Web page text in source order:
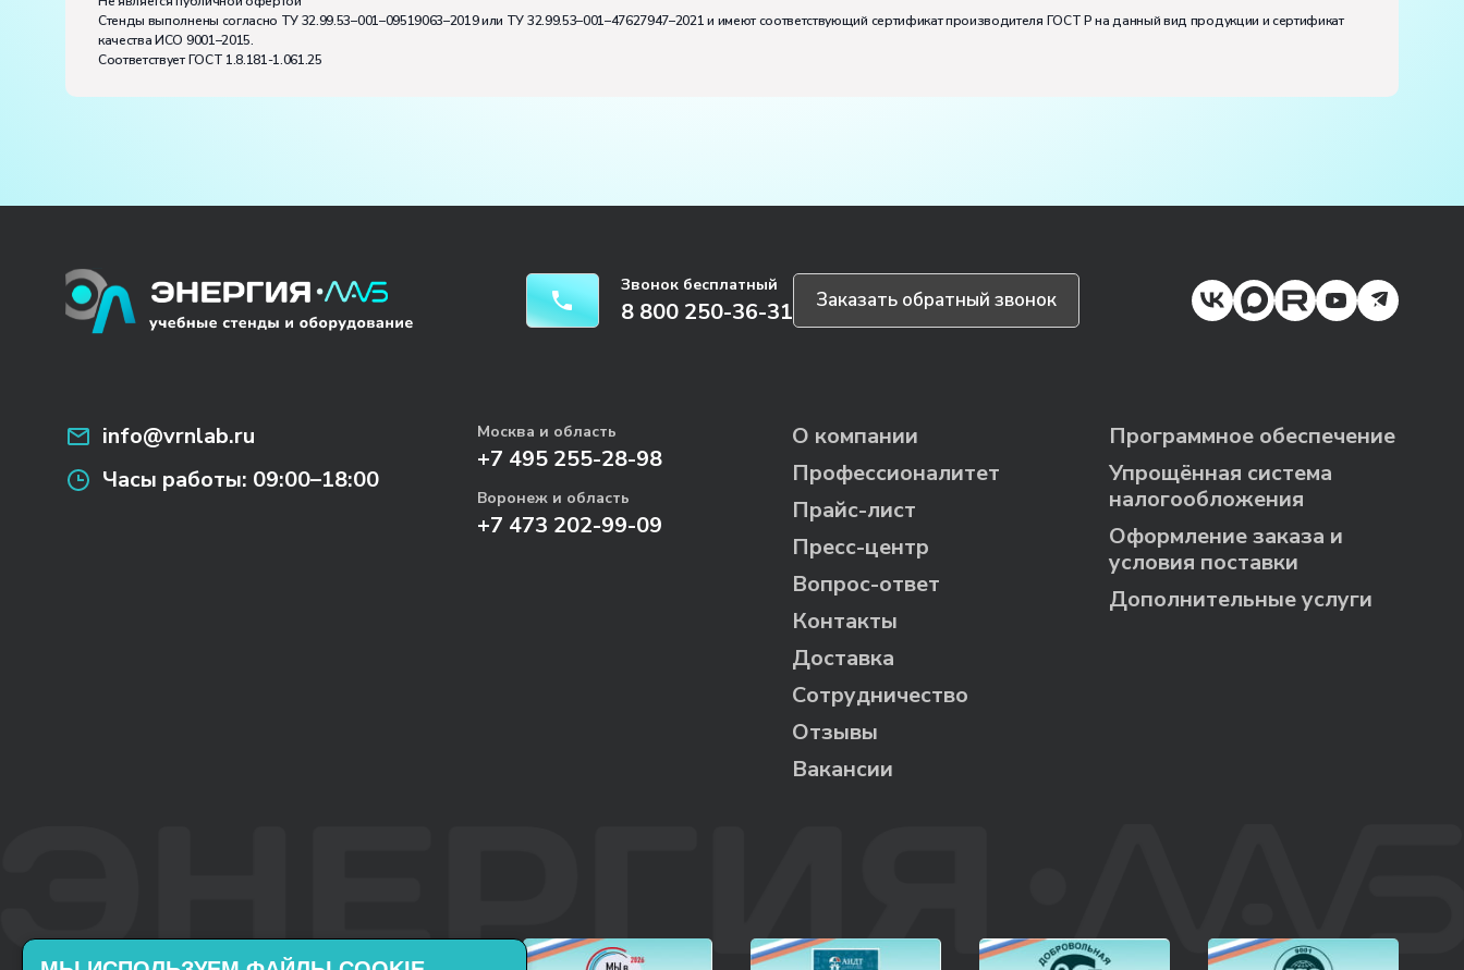
Стенды выполнены согласно ТУ 32.99.53–001–09519063–2019 или ТУ 32.99.53–001–47627947–2021 и имеют соответствующий сертификат производителя ГОСТ Р на данный вид продукции и сертификат
качества ИСО 9001–2015.
Соответствует ГОСТ 1.8.181-1.061.25
Звонок бесплатный
8 800 250-36-31 Заказать обратный звонок
info@vrnlab.ru
Часы работы: 09:00–18:00
Москва и область
+7 495 255-28-98
Воронеж и область
+7 473 202-99-09
О компании
Профессионалитет
Прайс-лист
Пресс-центр
Вопрос-ответ
Контакты
Доставка
Сотрудничество
Отзывы
Вакансии
Программное обеспечение
Упрощённая система
налогообложения
Оформление заказа и
условия поставки
Дополнительные услуги